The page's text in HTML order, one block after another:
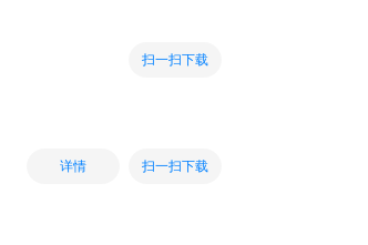
扫一扫下载
详情 扫一扫下载